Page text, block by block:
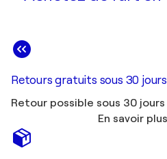
Retours gratuits sous 30 jours
Retour possible sous 30
En savoir plus